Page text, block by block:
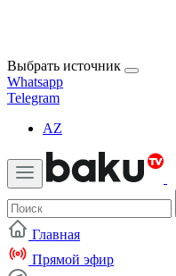
Выбрать источник
Whatsapp
Telegram
AZ
Главная
Прямой эфир